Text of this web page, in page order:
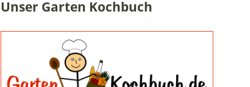
Unser Garten Kochbuch